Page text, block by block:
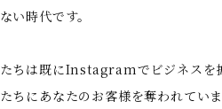
い時代です。
ちは既にInstagramでビジネスを
ちにあなたのお客様を奪われてい